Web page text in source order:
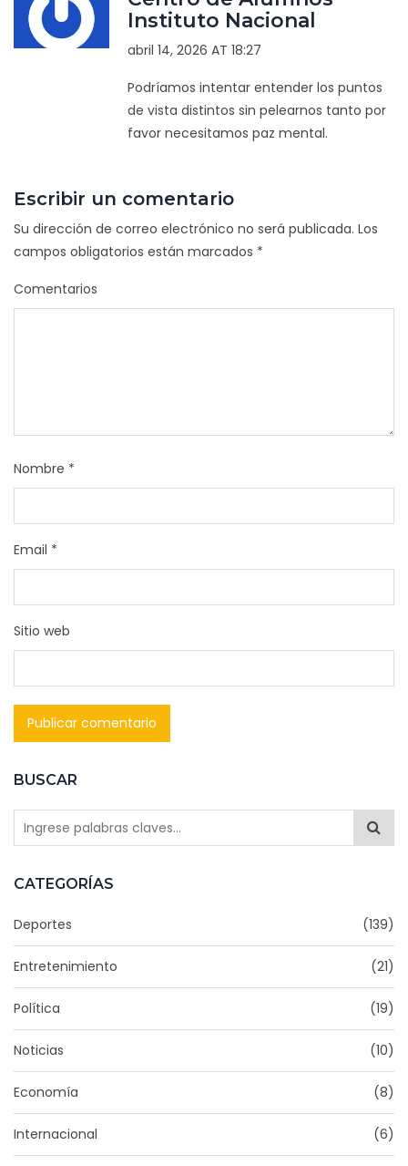
BUSCAR
CATEGORÍAS
Deportes (139)
Entretenimiento (21)
Política (19)
Noticias (10)
Economía (8)
Internacional (6)
Instituto Nacional
abril 14, 2026 AT 18:27
Podríamos intentar entender los puntos
de vista distintos sin pelearnos tanto por
favor necesitamos paz mental.
Escribir un comentario
Su dirección de correo electrónico no será publicada. Los
campos obligatorios están marcados *
Comentarios
Nombre *
Email *
Sitio web